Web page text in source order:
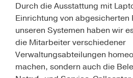
Durch die Ausstattung mit
Einrichtung von abgesicherten
unseren Systemen haben wir
die Mitarbeiter verschiedener
Verwaltungsabteilungen
machen, sondern auch die